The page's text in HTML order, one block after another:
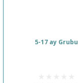
5-17 ay Grubu